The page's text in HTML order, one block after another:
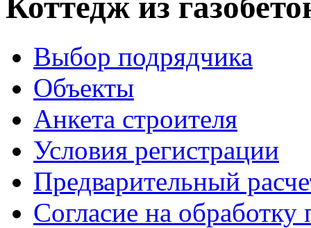
Коттедж из
Выбор подрядчика
Объекты
Анкета строителя
Условия регистрации
Предварительный
Согласие на